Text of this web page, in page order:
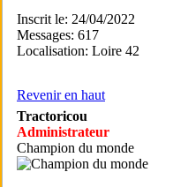
Inscrit le: 24/04/2022
Messages: 617
Localisation: Loire 42
Revenir en haut
Tractoricou
Administrateur
Champion du monde